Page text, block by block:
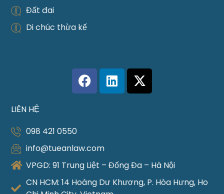
Đất đai
Di chúc thừa kế
LIÊN HỆ
098 421 0550
info@tueanlaw.com
VPGD: 91 Trung Liệt – Đống Đa – Hà Nội
CN HCM: 14 Hoàng Dư Khương, P. Hòa Hưng, Ho